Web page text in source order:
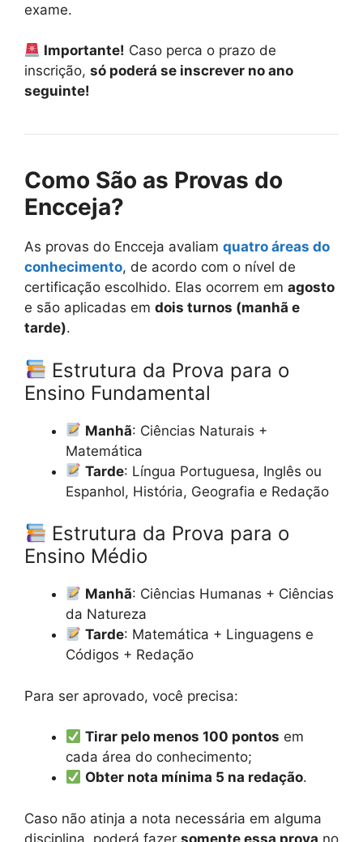
exame.
Importante! Caso perca o prazo de
inscrição, só poderá se inscrever no ano
seguinte!
Como São as Provas do
Encceja?
As provas do Encceja avaliam quatro áreas do
conhecimento, de acordo com o nível de
certificação escolhido. Elas ocorrem em agosto
e são aplicadas em dois turnos (manhã e
tarde).
Estrutura da Prova para o
Ensino Fundamental
Manhã: Ciências Naturais +
Matemática
Tarde: Língua Portuguesa, Inglês ou
Espanhol, História, Geografia e Redação
Estrutura da Prova para o
Ensino Médio
Manhã: Ciências Humanas + Ciências
da Natureza
Tarde: Matemática + Linguagens e
Códigos + Redação
Para ser aprovado, você precisa:
Tirar pelo menos 100 pontos em
cada área do conhecimento;
Obter nota mínima 5 na redação.
Caso não atinja a nota necessária em alguma
disciplina, poderá fazer somente essa prova no